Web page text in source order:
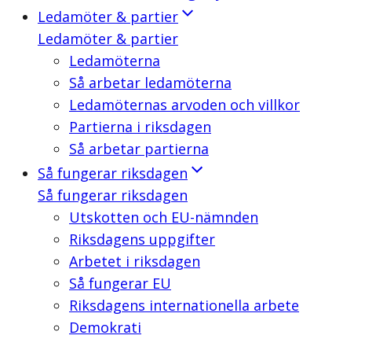
Ledamöter & partier
Ledamöter & partier
Ledamöterna
Så arbetar ledamöterna
Ledamöternas arvoden och villkor
Partierna i riksdagen
Så arbetar partierna
Så fungerar riksdagen
Så fungerar riksdagen
Utskotten och EU-nämnden
Riksdagens uppgifter
Arbetet i riksdagen
Så fungerar EU
Riksdagens internationella arbete
Demokrati